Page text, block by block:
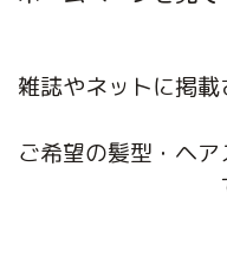
雑誌やネットに掲
ご希望の髪型・ヘ